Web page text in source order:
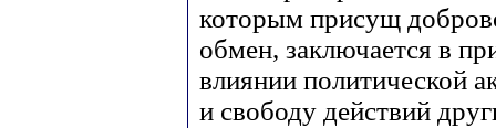
которым присущ
обмен, заключается в
влиянии политической
и свободу действий